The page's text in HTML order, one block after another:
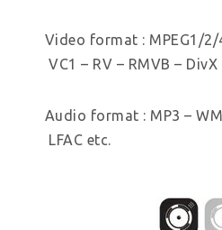
Video format : MPEG1/2/
VC1 – RV – RMVB – DivX
Audio format : MP3 –
LFAC etc.